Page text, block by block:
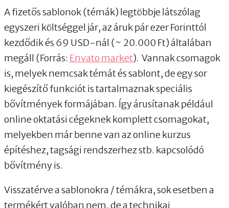
A fizetős sablonok (témák) legtöbbje látszólag
egyszeri költséggel jár, az áruk pár ezer Forinttól
kezdődik és 69 USD-nál (~ 20.000 Ft) általában
megáll (Forrás: Envato market). Vannak csomagok
is, melyek nemcsak témát és sablont, de egy sor
kiegészítő funkciót is tartalmaznak speciális
bővítmények formájában. Így árusítanak például
online oktatási cégeknek komplett csomagokat,
melyekben már benne van az online kurzus
építéshez, tagsági rendszerhez stb. kapcsolódó
bővítmény is.
Visszatérve a sablonokra / témákra, sok esetben a
termékért valóban nem, de a technikai